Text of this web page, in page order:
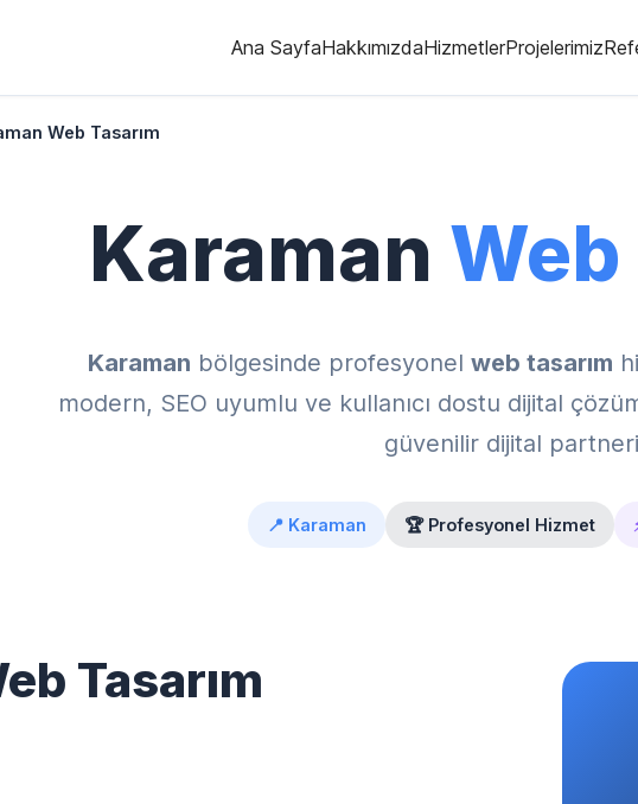
Ana SayfaHakkımızdaHizmetlerProjelerimiz
Web Tasarım
Karaman Web
Karaman bölgesinde profesyonel web tasarım
modern, SEO uyumlu ve kullanıcı dostu dijital
güvenilir dijital
📍 Karaman 🏆 Profesyonel Hizmet
Tasarım